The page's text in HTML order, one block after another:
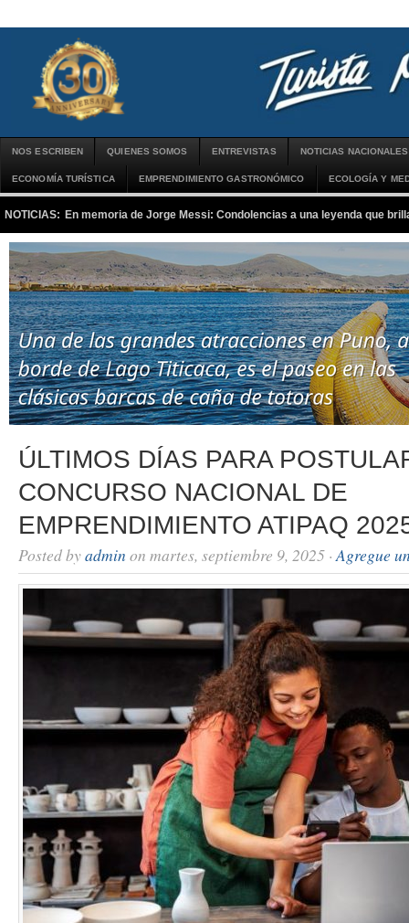
NOS ESCRIBEN QUIENES SOMOS ENTREVISTAS NOTICIAS NACIONALES
ECONOMÍA TURÍSTICA EMPRENDIMIENTO GASTRONÓMICO ECOLOGÍA Y
NOTICIAS: En memoria de Jorge Messi: Condolencias a una leyenda que
ÚLTIMOS DÍAS PARA
CONCURSO NACIONAL DE
EMPRENDIMIENTO ATIPAQ
Posted byadmin on martes, septiembre 9, 2025 ·Agregue